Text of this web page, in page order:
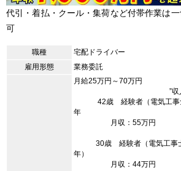
代引・着払・クール・集荷など付帯作業は
可
職種
宅配ドライバー
雇用形態
業務委託
月給25万円～70万円
”収入
42歳 経験者（電気工事
年
月収：55万円
30歳 経験者（電気工事士
年）
月収：44万円